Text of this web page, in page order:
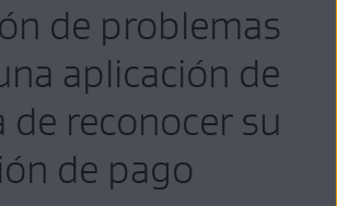
de problemas
aplicación de
de reconocer su
de pago